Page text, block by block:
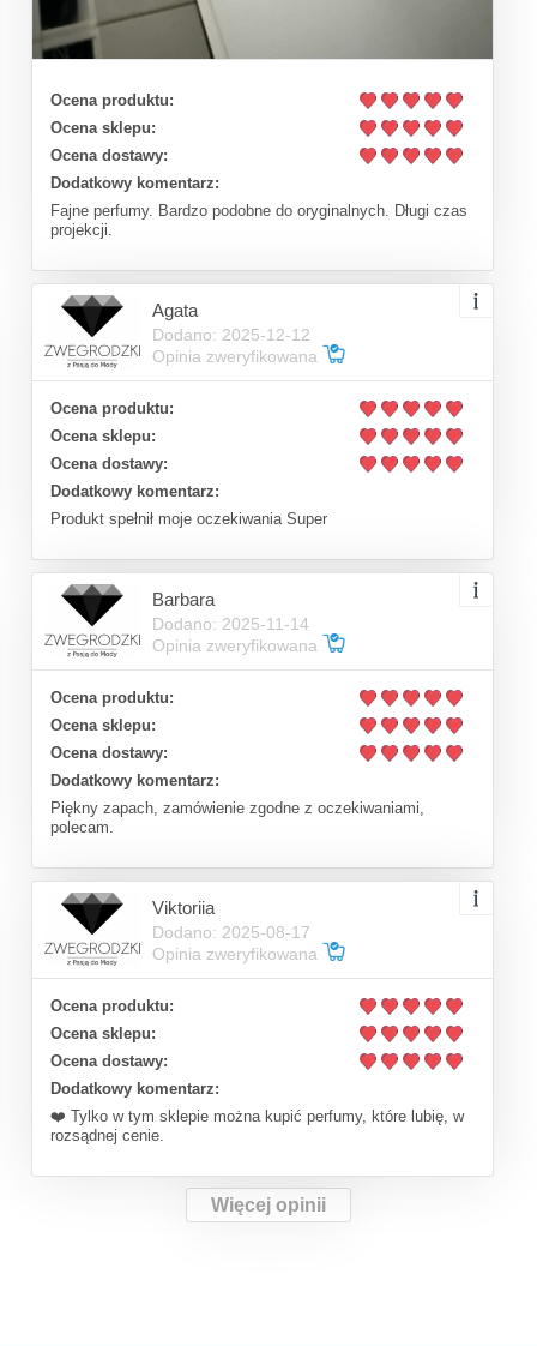
Ocena produktu:
Ocena sklepu:
Ocena dostawy:
Dodatkowy komentarz:
Fajne perfumy. Bardzo podobne do oryginalnych. Długi czas
projekcji.
Agata
Dodano: 2025-12-12
Opinia zweryfikowana
Ocena produktu:
Ocena sklepu:
Ocena dostawy:
Dodatkowy komentarz:
Produkt spełnił moje oczekiwania Super
Barbara
Dodano: 2025-11-14
Opinia zweryfikowana
Ocena produktu:
Ocena sklepu:
Ocena dostawy:
Dodatkowy komentarz:
Piękny zapach, zamówienie zgodne z oczekiwaniami,
polecam.
Viktoriia
Dodano: 2025-08-17
Opinia zweryfikowana
Ocena produktu:
Ocena sklepu:
Ocena dostawy:
Dodatkowy komentarz:
❤️ Tylko w tym sklepie można kupić perfumy, które lubię, w
rozsądnej cenie.
Więcej opinii